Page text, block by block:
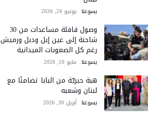
يسوعنا يونيو 24, 2026
وصول قافلة مساعدات من 30
شاحنة إلى عين إبل ودبل ورميش
رغم كل الصعوبات الميدانية
يسوعنا مايو 10, 2026
هبة حبريّة من البابا تضامنًا مع
لبنان وشعبه
يسوعنا أبريل 30, 2026